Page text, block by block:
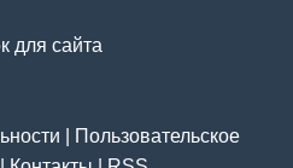
для сайта
Пользовательское